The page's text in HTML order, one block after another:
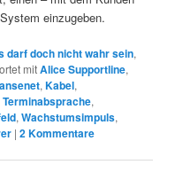
einzugeben.
darf doch nicht wahr sein,
mitAlice Supportline,
,Kabel,
Terminabsprache,
,Wachstumsimpuls,
|2Kommentare